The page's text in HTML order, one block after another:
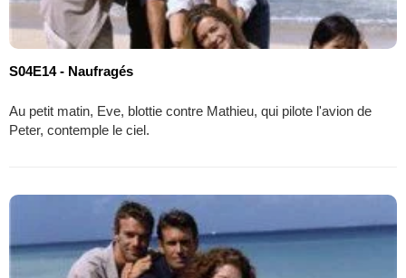
S04E14 - Naufragés
Au petit matin, Eve, blottie contre Mathieu, qui pilote l'avion de
Peter, contemple le ciel.